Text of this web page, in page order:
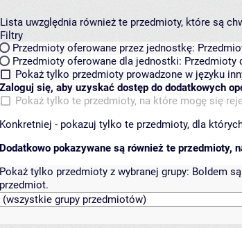
Lista uwzględnia również te przedmioty, które są
Filtry
Przedmioty oferowane przez jednostkę:
Przedmioty oferowane dla jednostki: Przedmioty
Pokaż tylko przedmioty prowadzone w języku
Zaloguj się, aby uzyskać dostęp do dodatkowych
Pokaż tylko te przedmioty, na które mogę się
Konkretniej - pokazuj tylko te przedmioty, dla
Dodatkowo pokazywane są również te przedmioty,
Pokaż tylko przedmioty z wybranej grupy: Boldem
przedmiot.